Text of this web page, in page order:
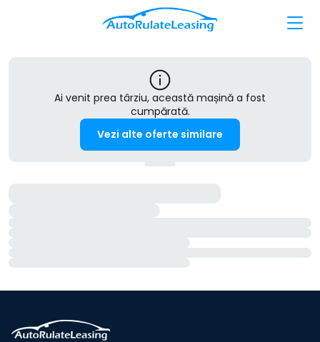
Ai venit prea târziu, această mașină a fost
cumpărată.
Vezi alte oferte similare